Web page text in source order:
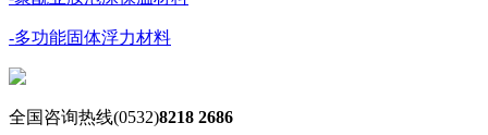
-多功能固体浮力材料
全国咨询热线(0532)8218 2686